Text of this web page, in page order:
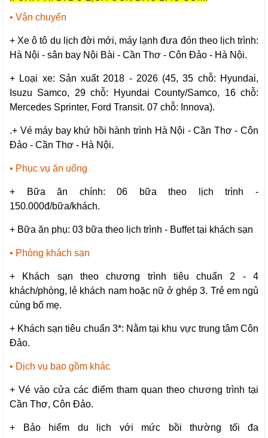
• Vận chuyển
+ Xe ô tô du lịch đời mới, máy lạnh đưa đón theo lịch trình:
Hà Nội - sân bay Nội Bài - Cần Thơ - Côn Đảo - Hà Nội.
+ Loại xe: Sản xuất 2018 - 2026 (45, 35 chỗ: Hyundai,
Isuzu Samco, 29 chỗ: Hyundai County/Samco, 16 chỗ:
Mercedes Sprinter, Ford Transit. 07 chỗ: Innova).
.+ Vé máy bay khứ hồi hành trình Hà Nội - Cần Thơ - Côn
Đảo - Cần Thơ - Hà Nội.
• Phục vụ ăn uống
+ Bữa ăn chính: 06 bữa theo lịch trình -
150.000đ/bữa/khách.
+ Bữa ăn phụ: 03 bữa theo lịch trình - Buffet tại khách sạn
• Phòng khách sạn
+ Khách sạn theo chương trình tiêu chuẩn 2 - 4
khách/phòng, lẻ khách nam hoặc nữ ở ghép 3. Trẻ em ngủ
cùng bố mẹ.
+ Khách sạn tiêu chuẩn 3*: Nằm tại khu vực trung tâm Côn
Đảo.
• Dịch vụ bao gồm khác
+ Vé vào cửa các điểm tham quan theo chương trình tại
Cần Thơ, Côn Đảo.
+ Bảo hiểm du lịch với mức bồi thường tối đa